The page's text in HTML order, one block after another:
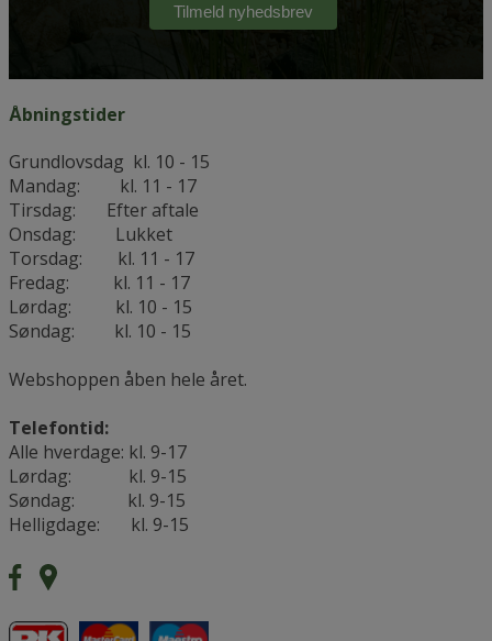
Åbningstider
Grundlovsdag kl. 10 - 15
Mandag: kl. 11 - 17
Tirsdag: Efter aftale
Onsdag: Lukket
Torsdag: kl. 11 - 17
Fredag: kl. 11 - 17
Lørdag: kl. 10 - 15
Søndag: kl. 10 - 15
Webshoppen åben hele året.
Telefontid:
Alle hverdage: kl. 9-17
Lørdag: kl. 9-15
Søndag: kl. 9-15
Helligdage: kl. 9-15